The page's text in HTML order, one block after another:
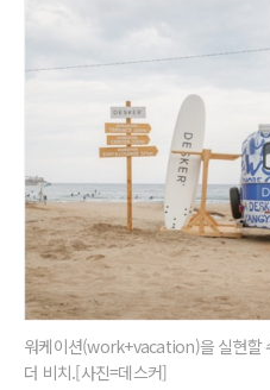
워케이션(work+vacation)을 실현할
더 비치.[사진=데스커]